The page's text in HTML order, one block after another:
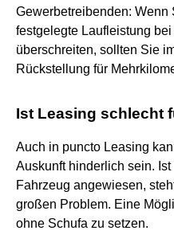
Gewerbetreibenden: Wenn
festgelegte Laufleistung
überschreiten, sollten Sie
Rückstellung für
Ist Leasing schlecht
Auch in puncto Leasing
Auskunft hinderlich sein.
Fahrzeug angewiesen,
großen Problem. Eine
ohne Schufa zu setzen.